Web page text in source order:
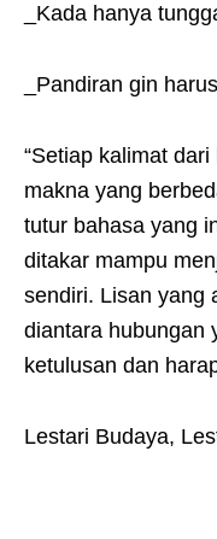
_Kada hanya
_Pandiran gin
“Setiap kalimat
makna yang
tutur bahasa yang
ditakar mampu
sendiri. Lisan yang
diantara hubungan
ketulusan dan
Lestari Budaya,